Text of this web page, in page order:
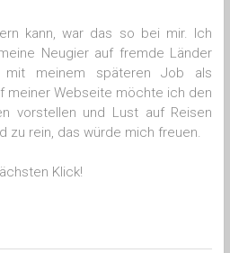
kann, war das so bei mir. Ich
Neugier auf fremde Länder
mit meinem späteren Job als
meiner Webseite möchte ich den
vorstellen und Lust auf Reisen
zu rein, das würde mich freuen.
Klick!